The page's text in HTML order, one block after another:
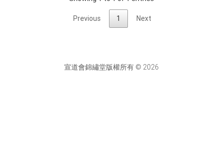
Previous 1 Next
宣道會錦繡堂版權所有 © 2026